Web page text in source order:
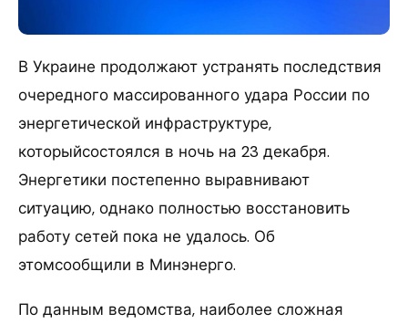
В Украине продолжают устранять последствия
очередного массированного удара России по
энергетической инфраструктуре,
которыйсостоялся в ночь на 23 декабря.
Энергетики постепенно выравнивают
ситуацию, однако полностью восстановить
работу сетей пока не удалось. Об
этомсообщили в Минэнерго.
По данным ведомства, наиболее сложная